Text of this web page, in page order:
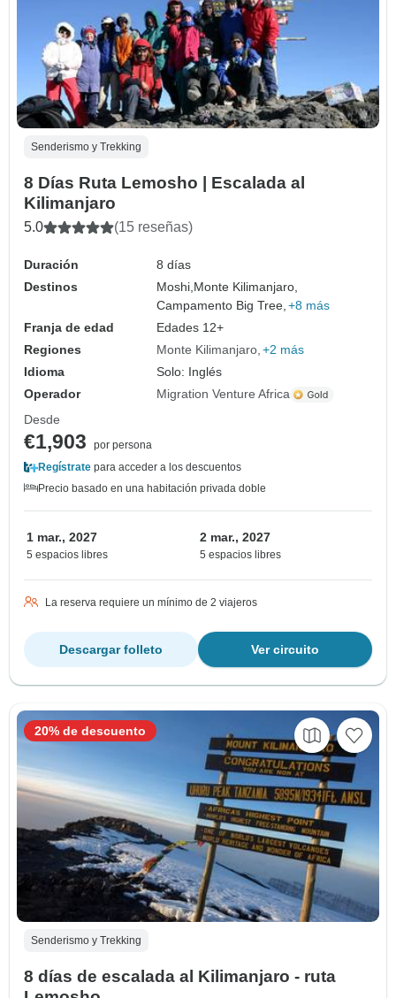
Senderismo y Trekking
8 Días Ruta Lemosho | Escalada al
Kilimanjaro
5.0 (15 reseñas)
Duración
8 días
Destinos
Moshi, Monte Kilimanjaro,
Campamento Big Tree, +8 más
Franja de edad
Edades 12+
Regiones
Monte Kilimanjaro +2 más
Idioma
Solo: Inglés
Operador
Migration Venture Africa
Desde
€1,903
por persona
Regístrate para acceder a los descuentos
Precio basado en una habitación privada doble
1 mar., 2027
5 espacios libres
2 mar., 2027
5 espacios libres
La reserva requiere un mínimo de 2 viajeros
Ver circuito
Descargar folleto
Senderismo y Trekking
8 días de escalada al Kilimanjaro - ruta
20% de descuento